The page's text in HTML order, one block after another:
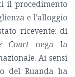
il procedimento
e l'alloggio
ricevente: di
Courtnega la
Ai sensi
del Ruanda ha